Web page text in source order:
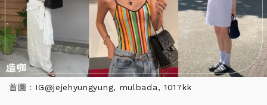
首圖：IG@jejehyungyung, mulbada, 1017kk